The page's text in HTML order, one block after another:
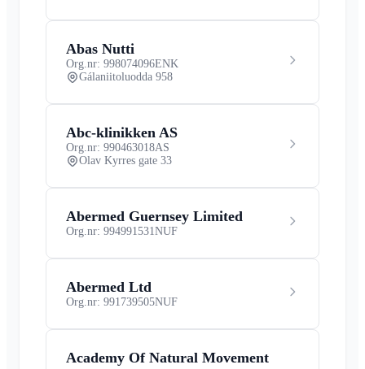
Abas Nutti
Org.nr: 998074096ENK
Gálaniitoluodda 958
Abc-klinikken AS
Org.nr: 990463018AS
Olav Kyrres gate 33
Abermed Guernsey Limited
Org.nr: 994991531 NUF
Abermed Ltd
Org.nr: 991739505NUF
Academy Of Natural Movement